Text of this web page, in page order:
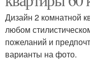
Дизайн 2 комнатной
любом
пожеланий и
варианты на фото.